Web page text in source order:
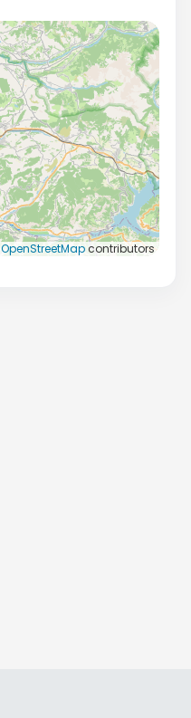
OpenStreetMapcontributors